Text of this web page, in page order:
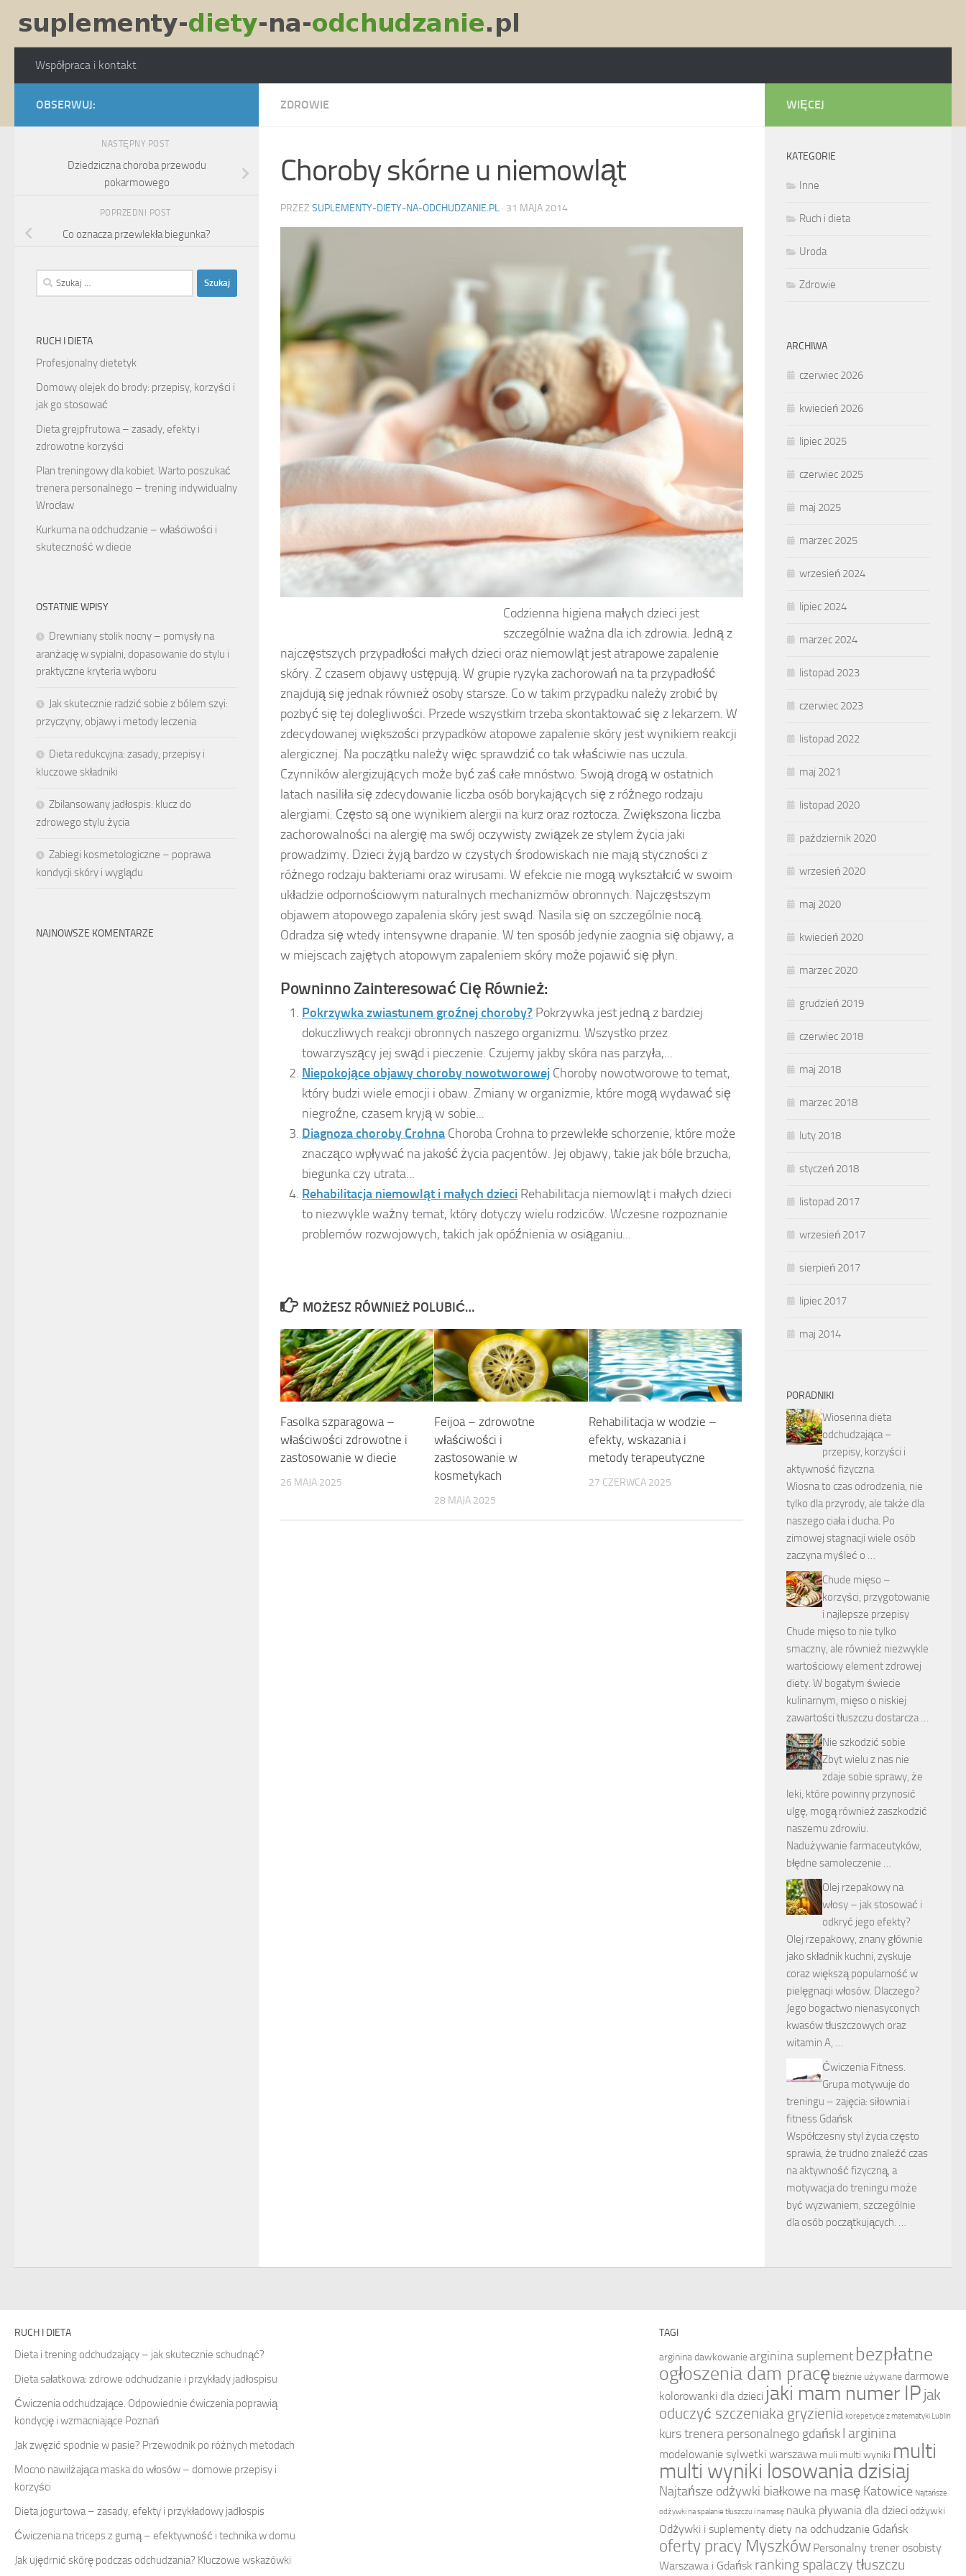
Skip to content
Współpraca i kontakt
ZDROWIE
Choroby skórne u niemowląt
PRZEZ SUPLEMENTY-DIETY-NA-ODCHUDZANIE.PL · 31 MAJA 2014
Codzienna higiena małych dzieci jest
szczególnie ważna dla ich zdrowia. Jedną z
najczęstszych przypadłości małych dzieci oraz niemowląt jest atrapowe zapalenie
skóry. Z czasem objawy ustępują. W grupie ryzyka zachorowań na ta przypadłość
znajdują się jednak również osoby starsze. Co w takim przypadku należy zrobić by
pozbyć się tej dolegliwości. Przede wszystkim trzeba skontaktować się z lekarzem. W
zdecydowanej większości przypadków atopowe zapalenie skóry jest wynikiem reakcji
alergicznej. Na początku należy więc sprawdzić co tak właściwie nas uczula.
Czynników alergizujących może być zaś całe mnóstwo. Swoją drogą w ostatnich
latach nasiliła się zdecydowanie liczba osób borykających się z różnego rodzaju
alergiami. Często są one wynikiem alergii na kurz oraz roztocza. Zwiększona liczba
zachorowalności na alergię ma swój oczywisty związek ze stylem życia jaki
prowadzimy. Dzieci żyją bardzo w czystych środowiskach nie mają styczności z
różnego rodzaju bakteriami oraz wirusami. W efekcie nie mogą wykształcić w swoim
układzie odpornościowym naturalnych mechanizmów obronnych. Najczęstszym
objawem atopowego zapalenia skóry jest swąd. Nasila się on szczególnie nocą.
Odradza się wtedy intensywne drapanie. W ten sposób jedynie zaognia się objawy, a
w miejscach zajętych atopowym zapaleniem skóry może pojawić się płyn.
Powninno Zainteresować Cię Również:
Pokrzywka zwiastunem groźnej choroby? Pokrzywka jest jedną z bardziej
dokuczliwych reakcji obronnych naszego organizmu. Wszystko przez
towarzyszący jej swąd i pieczenie. Czujemy jakby skóra nas parzyła,...
Niepokojące objawy choroby nowotworowej Choroby nowotworowe to temat,
który budzi wiele emocji i obaw. Zmiany w organizmie, które mogą wydawać się
niegroźne, czasem kryją w sobie...
Diagnoza choroby Crohna Choroba Crohna to przewlekłe schorzenie, które może
znacząco wpływać na jakość życia pacjentów. Jej objawy, takie jak bóle brzucha,
biegunka czy utrata...
Rehabilitacja niemowląt i małych dzieci Rehabilitacja niemowląt i małych dzieci
to niezwykle ważny temat, który dotyczy wielu rodziców. Wczesne rozpoznanie
problemów rozwojowych, takich jak opóźnienia w osiąganiu...
MOŻESZ RÓWNIEŻ POLUBIĆ…
Fasolka szparagowa –
właściwości zdrowotne i
zastosowanie w diecie
26 MAJA 2025
Feijoa – zdrowotne
właściwości i
zastosowanie w
kosmetykach
28 MAJA 2025
Rehabilitacja w wodzie –
efekty, wskazania i
metody terapeutyczne
27 CZERWCA 2025
OBSERWUJ:
NASTĘPNY POST
Dziedziczna choroba przewodu
pokarmowego
POPRZEDNI POST
Co oznacza przewlekła biegunka?
Szukaj:
RUCH I DIETA
Profesjonalny dietetyk
Domowy olejek do brody: przepisy, korzyści i
jak go stosować
Dieta grejpfrutowa – zasady, efekty i
zdrowotne korzyści
Plan treningowy dla kobiet. Warto poszukać
trenera personalnego – trening indywidualny
Wrocław
Kurkuma na odchudzanie – właściwości i
skuteczność w diecie
OSTATNIE WPISY
Drewniany stolik nocny – pomysły na
aranżację w sypialni, dopasowanie do stylu i
praktyczne kryteria wyboru
Jak skutecznie radzić sobie z bólem szyi:
przyczyny, objawy i metody leczenia
Dieta redukcyjna: zasady, przepisy i
kluczowe składniki
Zbilansowany jadłospis: klucz do
zdrowego stylu życia
Zabiegi kosmetologiczne – poprawa
kondycji skóry i wyglądu
NAJNOWSZE KOMENTARZE
WIĘCEJ
KATEGORIE
Inne
Ruch i dieta
Uroda
Zdrowie
ARCHIWA
czerwiec 2026
kwiecień 2026
lipiec 2025
czerwiec 2025
maj 2025
marzec 2025
wrzesień 2024
lipiec 2024
marzec 2024
listopad 2023
czerwiec 2023
listopad 2022
maj 2021
listopad 2020
październik 2020
wrzesień 2020
maj 2020
kwiecień 2020
marzec 2020
grudzień 2019
czerwiec 2018
maj 2018
marzec 2018
luty 2018
styczeń 2018
listopad 2017
wrzesień 2017
sierpień 2017
lipiec 2017
maj 2014
PORADNIKI
Wiosenna dieta
odchudzająca –
przepisy, korzyści i
aktywność fizyczna
Wiosna to czas odrodzenia, nie
tylko dla przyrody, ale także dla
naszego ciała i ducha. Po
zimowej stagnacji wiele osób
zaczyna myśleć o …
Chude mięso –
korzyści, przygotowanie
i najlepsze przepisy
Chude mięso to nie tylko
smaczny, ale również niezwykle
wartościowy element zdrowej
diety. W bogatym świecie
kulinarnym, mięso o niskiej
zawartości tłuszczu dostarcza …
Nie szkodzić sobie
Zbyt wielu z nas nie
zdaje sobie sprawy, że
leki, które powinny przynosić
ulgę, mogą również zaszkodzić
naszemu zdrowiu.
Nadużywanie farmaceutyków,
błędne samoleczenie …
Olej rzepakowy na
włosy – jak stosować i
odkryć jego efekty?
Olej rzepakowy, znany głównie
jako składnik kuchni, zyskuje
coraz większą popularność w
pielęgnacji włosów. Dlaczego?
Jego bogactwo nienasyconych
kwasów tłuszczowych oraz
witamin A, …
Ćwiczenia Fitness.
Grupa motywuje do
treningu – zajęcia: siłownia i
fitness Gdańsk
Współczesny styl życia często
sprawia, że trudno znaleźć czas
na aktywność fizyczną, a
motywacja do treningu może
być wyzwaniem, szczególnie
dla osób początkujących. …
RUCH I DIETA
Dieta i trening odchudzający – jak skutecznie schudnąć?
Dieta sałatkowa: zdrowe odchudzanie i przykłady jadłospisu
Ćwiczenia odchudzające. Odpowiednie ćwiczenia poprawią
kondycję i wzmacniające Poznań
Jak zwęzić spodnie w pasie? Przewodnik po różnych metodach
Mocno nawilżająca maska do włosów – domowe przepisy i
korzyści
Dieta jogurtowa – zasady, efekty i przykładowy jadłospis
Ćwiczenia na triceps z gumą – efektywność i technika w domu
Jak ujędrnić skórę podczas odchudzania? Kluczowe wskazówki
TAGI
arginina dawkowaniearginina suplement bezpłatne
ogłoszenia dam pracę bieżnie używane darmowe
kolorowanki dla dzieci jaki mam numer IP jak
oduczyć szczeniaka gryzienia korepetycje z matematyki Lublin
kurs trenera personalnego gdańskl arginina
modelowanie sylwetki warszawa muli multi wyniki multi
multi wyniki losowania dzisiaj
Najtańsze odżywki białkowe na masę Katowice Najtańsze
odżywki na spalanie tłuszczu i na masę nauka pływania dla dzieci odżywki
Odżywki i suplementy diety na odchudzanie Gdańsk
oferty pracy Myszków Personalny trener osobisty
Warszawa i Gdańsk ranking spalaczy tłuszczu